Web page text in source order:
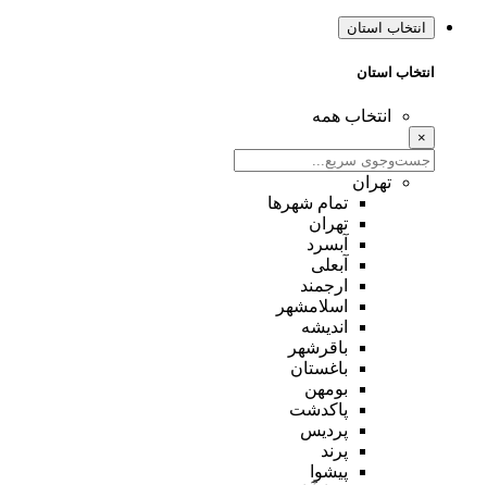
انتخاب استان
انتخاب استان
انتخاب همه
×
تهران
تمام شهر‌ها
تهران
آبسرد
آبعلی
ارجمند
اسلامشهر
اندیشه
باقرشهر
باغستان
بومهن
پاکدشت
پردیس
پرند
پیشوا